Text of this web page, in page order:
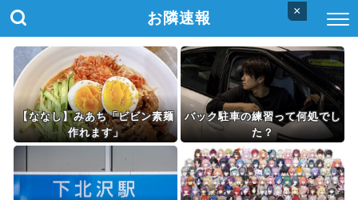
×
お隣速報
【ななし】みあち「ビビン素麺
作れます」
バック駐車の練習って何処でし
た？